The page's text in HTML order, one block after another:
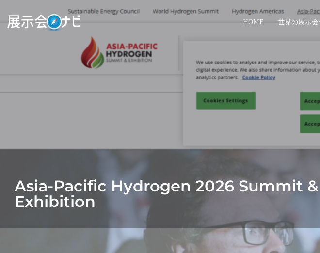
HOME 世界の展示
Asia-Pacific Hydrogen 2026 Summit &
Exhibition